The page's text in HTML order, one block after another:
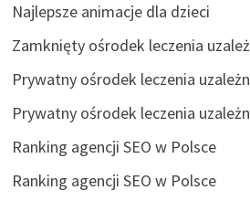
Najlepsze animacje dla dzieci
Zamknięty ośrodek leczenia
Prywatny ośrodek leczenia
Prywatny ośrodek leczenia
Ranking agencji SEO w Polsce
Ranking agencji SEO w Polsce